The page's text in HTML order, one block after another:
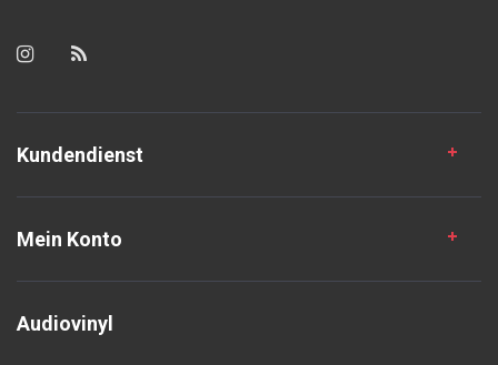
Kundendienst
Mein Konto
Audiovinyl